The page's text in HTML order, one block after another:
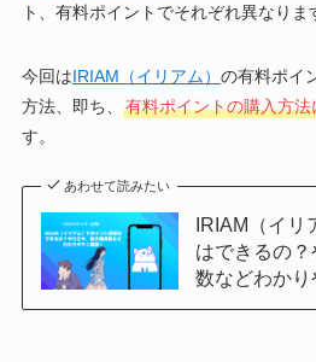
ト、有料ポイントでそれぞれ異なりま
今回はIRIAM（イリアム） の有料ポイ
方法、即ち、
有料ポイントの購入方
す。
あわせて読みたい
IRIAM（イリ
はできるの
数などわかり